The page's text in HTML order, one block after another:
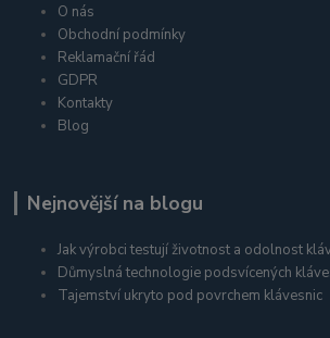
O nás
Obchodní podmínky
Reklamační řád
GDPR
Kontakty
Blog
Nejnovější na blogu
Jak výrobci testují životnost a odolnost
Důmyslná technologie podsvícených
Tajemství ukryto pod povrchem klávesnic